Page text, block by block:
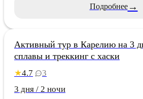
Подробнее→
Активный тур в Карелию на 3
сплавы и треккинг с хаски
★4.7
3
3 дня / 2 ночи